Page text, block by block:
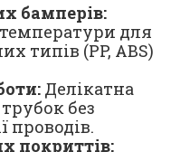
бамперів:
для
типів (PP, ABS)
Делікатна
без
проводів.
покриттів: